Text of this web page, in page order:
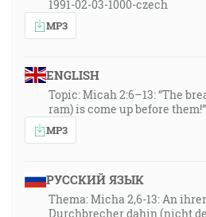
1991-02-03-1000-czech
MP3
ENGLISH
Topic: Micah 2:6–13: “The
ram) is come up before them!”
MP3
РУССКИЙ ЯЗЫК
Thema: Micha 2,6-13: An
Durchbrecher dahin (nicht